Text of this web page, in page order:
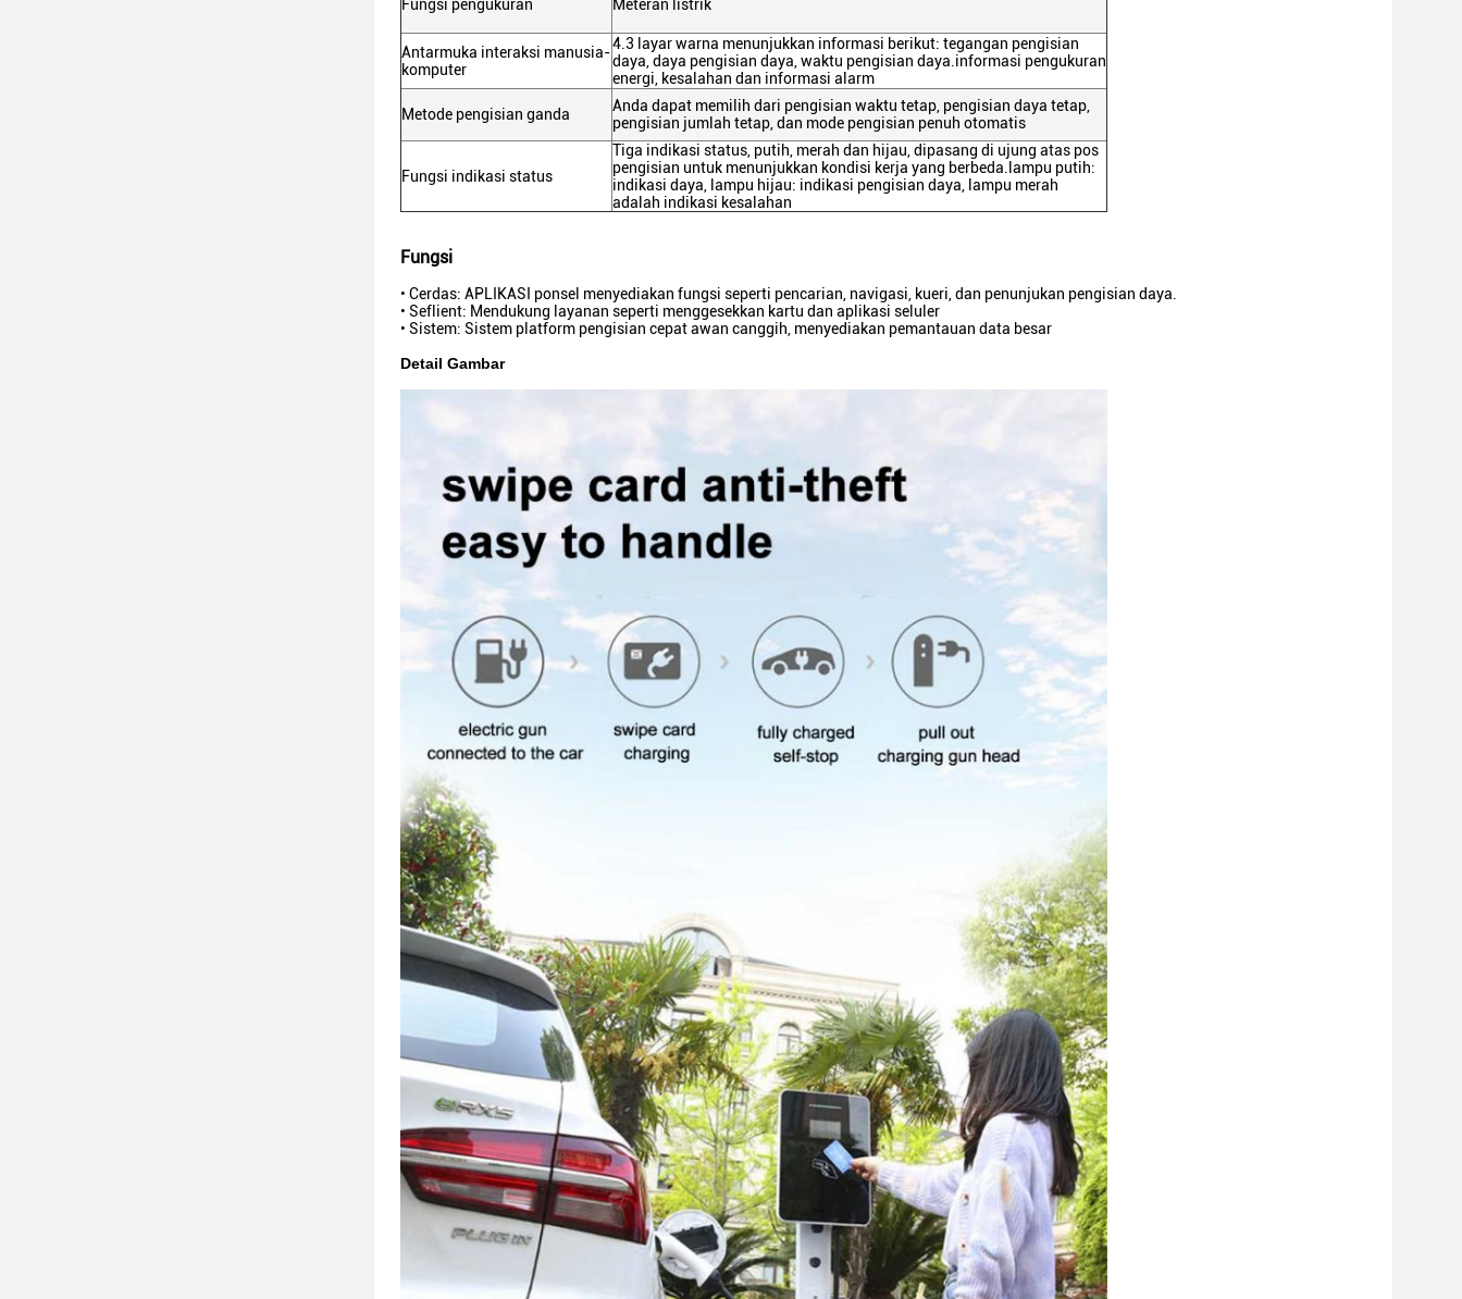
Fungsi pengukuran Meteran listrik
Antarmuka interaksi manusia-
komputer
4.3 layar warna menunjukkan informasi berikut: tegangan pengisian
daya, daya pengisian daya, waktu pengisian daya.informasi pengukuran
energi, kesalahan dan informasi alarm
Metode pengisian ganda
Anda dapat memilih dari pengisian waktu tetap, pengisian daya tetap,
pengisian jumlah tetap, dan mode pengisian penuh otomatis
Fungsi indikasi status
Tiga indikasi status, putih, merah dan hijau, dipasang di ujung atas pos
pengisian untuk menunjukkan kondisi kerja yang berbeda.lampu putih:
indikasi daya, lampu hijau: indikasi pengisian daya, lampu merah
adalah indikasi kesalahan
Fungsi
• Cerdas: APLIKASI ponsel menyediakan fungsi seperti pencarian, navigasi, kueri, dan penunjukan pengisian daya.
• Seflient: Mendukung layanan seperti menggesekkan kartu dan aplikasi seluler
• Sistem: Sistem platform pengisian cepat awan canggih, menyediakan pemantauan data besar
Detail Gambar